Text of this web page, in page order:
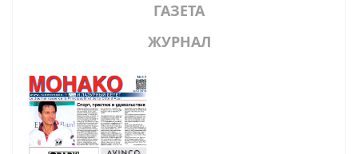
ГАЗЕТА
ЖУРНАЛ